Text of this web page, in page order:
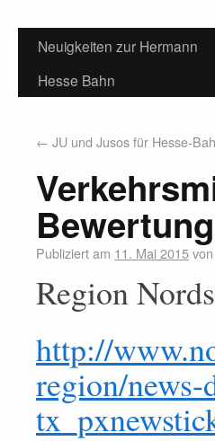
Neuigkeiten zur Hermann
Hesse Bahn
← JU und Jusos für Hesse-
Publiziert am 11. Mai 2015von
Region
http://
region/